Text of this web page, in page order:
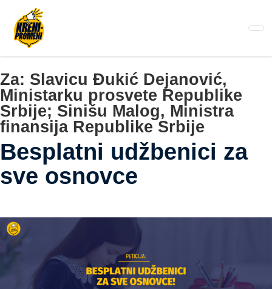
glavni
sadržaj
Za: Slavicu Đukić Dejanović,
Ministarku prosvete Republike
Srbije; Sinišu Malog, Ministra
finansija Republike Srbije
Besplatni udžbenici za
sve osnovce